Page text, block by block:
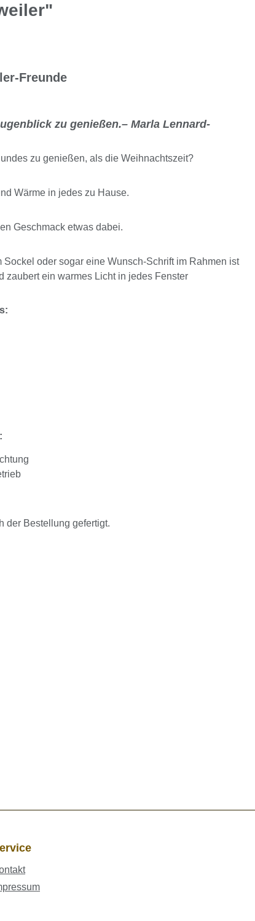
Freunde
zu genießen.– Marla Lennard-
zu genießen, als die Weihnachtszeit?
Wärme in jedes zu Hause.
Geschmack etwas dabei.
oder sogar eine Wunsch-Schrift im Rahmen ist
ein warmes Licht in jedes Fenster
der Bestellung gefertigt.